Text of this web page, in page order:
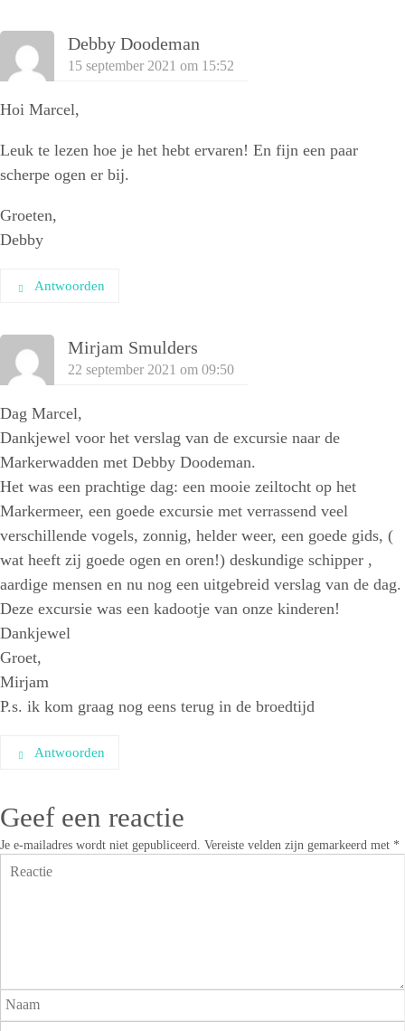
Debby Doodeman
15 september 2021 om 15:52
Hoi Marcel,
Leuk te lezen hoe je het hebt ervaren! En fijn een paar
scherpe ogen er bij.
Groeten,
Debby
Antwoorden
Mirjam Smulders
22 september 2021 om 09:50
Dag Marcel,
Dankjewel voor het verslag van de excursie naar de
Markerwadden met Debby Doodeman.
Het was een prachtige dag: een mooie zeiltocht op het
Markermeer, een goede excursie met verrassend veel
verschillende vogels, zonnig, helder weer, een goede gids, (
wat heeft zij goede ogen en oren!) deskundige schipper ,
aardige mensen en nu nog een uitgebreid verslag van de dag.
Deze excursie was een kadootje van onze kinderen!
Dankjewel
Groet,
Mirjam
P.s. ik kom graag nog eens terug in de broedtijd
Antwoorden
Geef een reactie
Je e-mailadres wordt niet gepubliceerd. Vereiste velden zijn gemarkeerd met *